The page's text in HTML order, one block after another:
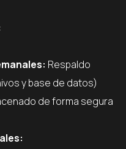
Respaldo
y base de datos)
de forma segura